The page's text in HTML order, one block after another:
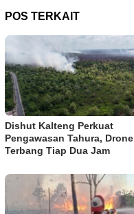
POS TERKAIT
Dishut Kalteng Perkuat
Pengawasan Tahura, Drone
Terbang Tiap Dua Jam